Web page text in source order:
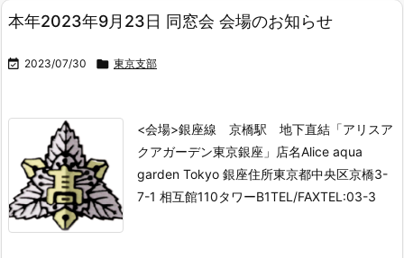
本年2023年9月23日 同窓会 会場のお知らせ
 2023/07/30  東京支部
<会場>銀座線 京橋駅 地下直結「アリスア
クアガーデン東京銀座」 店名Alice aqua
garden Tokyo 銀座住所東京都中央区京橋3-
7-1 相互館110タワーB1TEL/FAXTEL:03-3